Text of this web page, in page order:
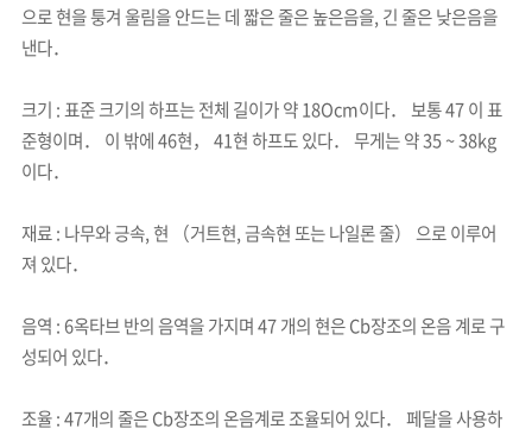
으로 현을 퉁겨 울림을 안드는 데 짧은 줄은 높은음을, 긴 줄은 낮은음을
낸다．
크기 : 표준 크기의 하프는 전체 길이가 약 18Ocm이다． 보통 47 이 표
준형이며． 이 밖에 46현， 41현 하프도 있다． 무게는 약 35 ~ 38kg
이다．
재료 : 나무와 긍속, 현 （거트현, 금속현 또는 나일론 줄） 으로 이루어
져 있다．
음역 : 6옥타브 반의 음역을 가지며 47 개의 현은 Cb장조의 온음 계로 구
성되어 있다．
조율 : 47개의 줄은 Cb장조의 온음계로 조율되어 있다． 페달을 사용하